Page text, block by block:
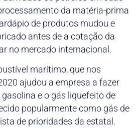
da matéria-prima
de produtos mudou e
antes de a cotação da
no mercado internacional.
marítimo, que nos
ajudou a empresa a fazer
gasolina e o gás liquefeito de
popularmente como gás de
de prioridades da estatal.